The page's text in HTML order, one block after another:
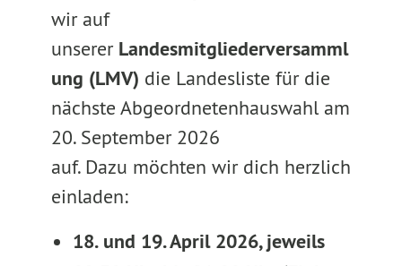
wir auf
unserer Landesmitgliederversamml
ung (LMV) die Landesliste für die
nächste Abgeordnetenhauswahl am
20. September 2026
auf. Dazu möchten wir dich herzlich
einladen:
18. und 19. April 2026, jeweils